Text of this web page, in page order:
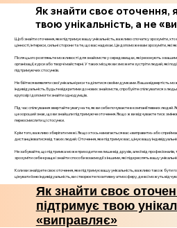
Як знайти своє оточення,
твою унікальність, а не
Щоб знайти оточення, яке підтримує вашу унікальність, важливо спочатку зрозуміти, хто
цінності, інтереси, сильні сторони та те, що вас надихає. Це допоможе вам зрозуміти, які
Після цього розгляньте можливості для знайомств у середовищах, які резонують з
організації, курси або творчі майстерні. У таких місцях ви зможете зустріти людей, які
підтримуючих стосунків.
Не бійтеся виявляти свої унікальні риси та ділитися своїми думками. Ваша відвертість
індивідуальність. Будьте відкритими до нових знайомств, спробуйте спілкуватися з
кругозір і допомогти знайти однодумців.
Під час спілкування звертайте увагу на те, як ви себе почуваєте в компанії певних
це хороший знак, що ви знайшли підтримуюче оточення. Якщо ж ви відчуваєте тиск
переосмислити ці стосунки.
Крім того, важливо зберігати межі. Якщо хтось намагається вас «виправити» або
дистанціюватися від таких людей. Оточення, яке підтримує вас, цінує вашу
Не забувайте, що підтримка може приходити не лише від друзів, але й від
зрозуміти себе краще і знайти способи взаємодії з іншими, які підкреслять вашу
Коли ви знайдете своє оточення, яке підтримує вашу унікальність, важливо також бути
цінувати їхню індивідуальність, ви створюєте позитивну атмосферу, де всі можуть
Як знайти своє
підтримує твою
«виправляє»